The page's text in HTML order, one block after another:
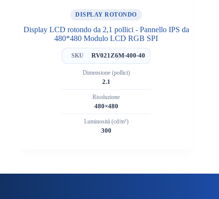
DISPLAY ROTONDO
Display LCD rotondo da 2,1 pollici - Pannello IPS da
480*480 Modulo LCD RGB SPI
SKU RV021Z6M-400-40
Dimensione (pollici)
2.1
Risoluzione
480×480
Luminosità (cd/m²)
300